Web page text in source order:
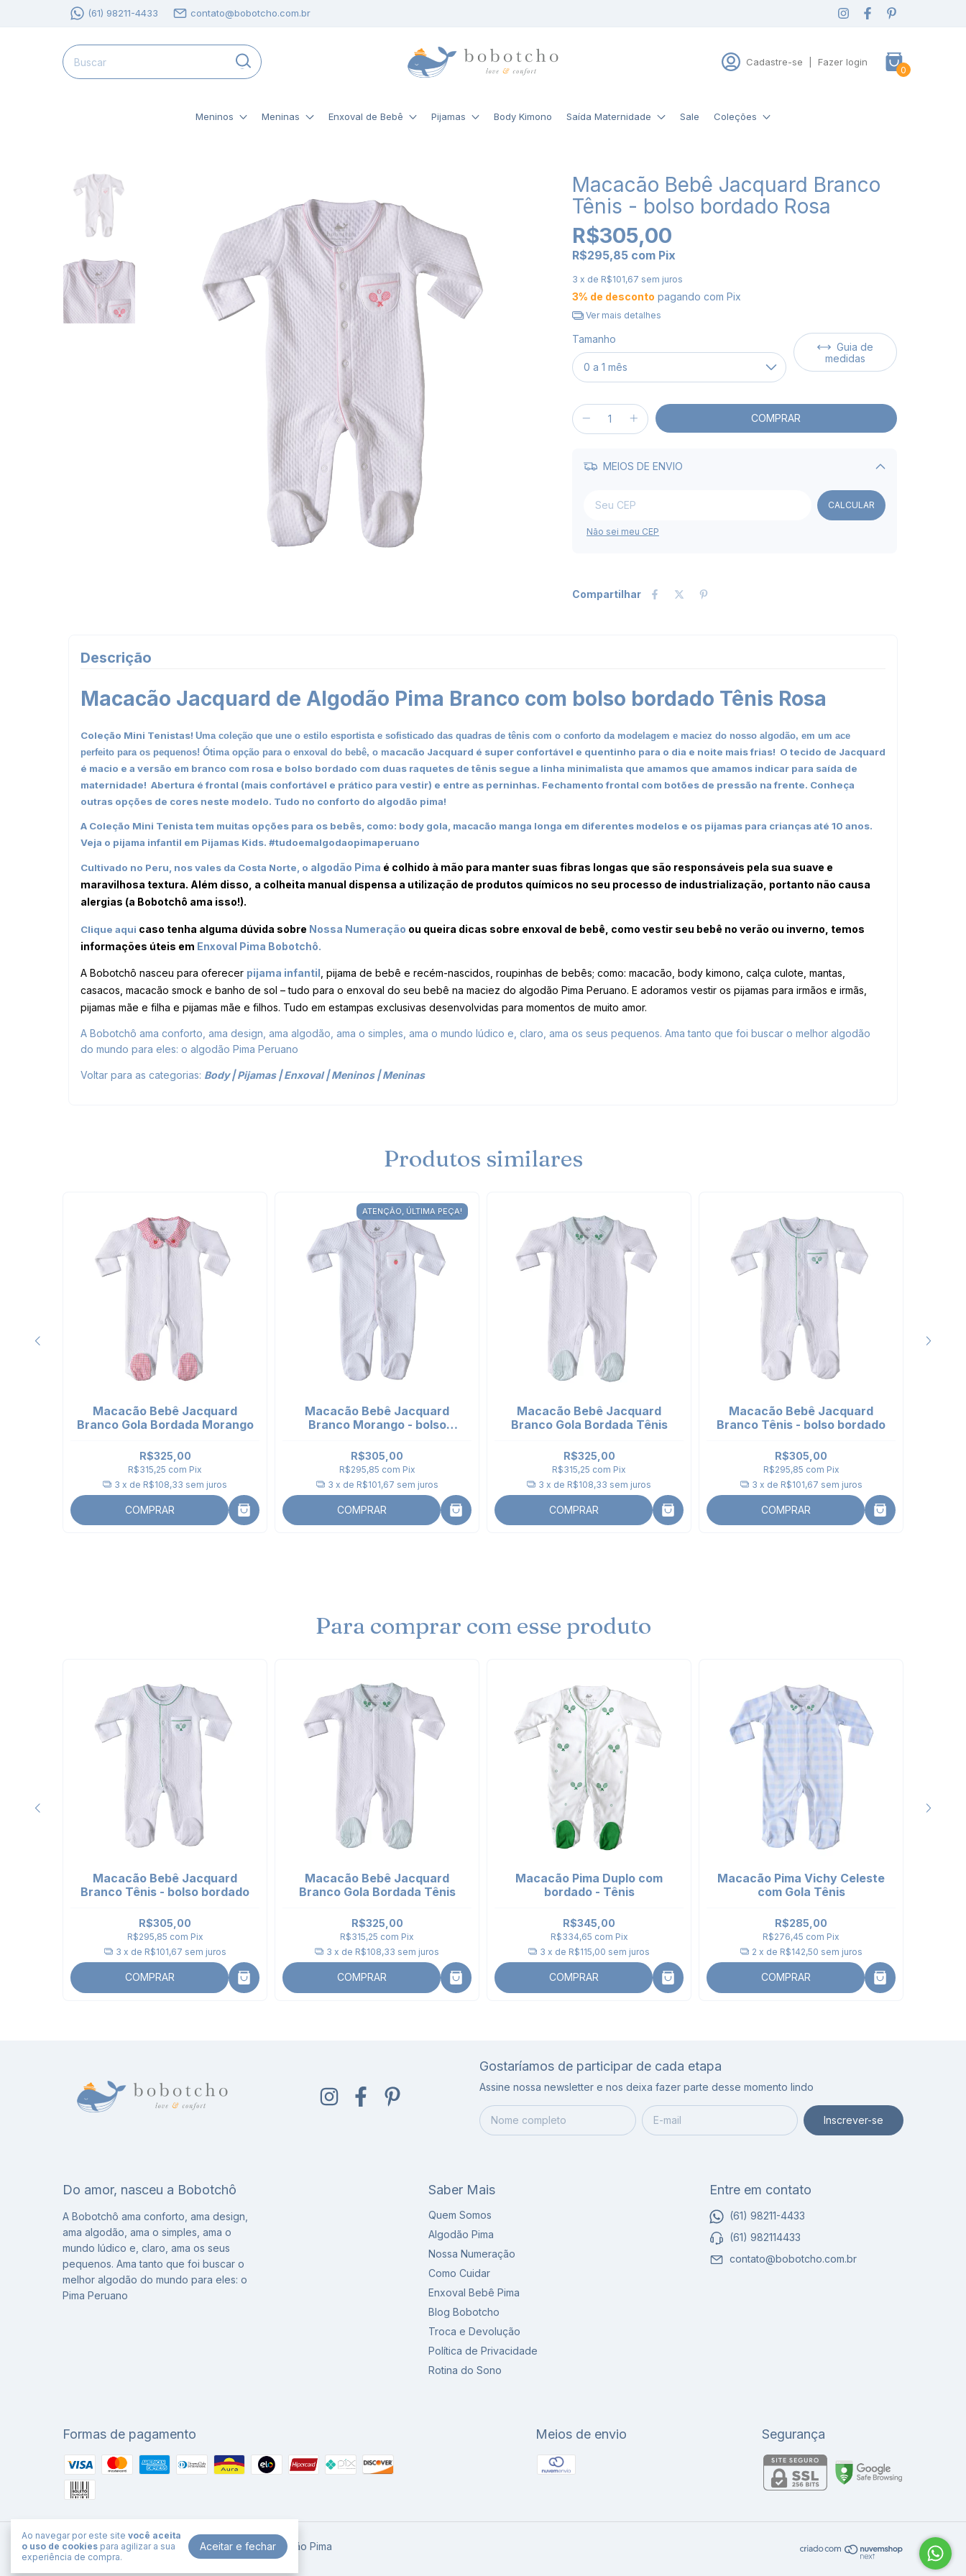
(61) 98211-4433 contato@bobotcho.com.br
Cadastre-se Fazer login
0
Meninos Meninas Enxoval de Bebê Pijamas Body Kimono Saída Maternidade Sale Coleções
Ao navegar por este site você aceita
o uso de cookies para agilizar a sua
experiência de compra.
Aceitar e fechar
Macacão Bebê Jacquard Branco
Tênis - bolso bordado Rosa
R$305,00
R$295,85 com Pix
3 x de R$101,67 sem juros
3% de desconto pagando com Pix
Ver mais detalhes
Tamanho
Guia de
medidas
MEIOS DE ENVIO
Alterar CEP
CALCULAR
Não sei meu CEP
Compartilhar
Descrição
Macacão Jacquard de Algodão Pima Branco com bolso bordado Tênis Rosa
Coleção Mini Tenistas! Uma coleção que une o estilo esportista e sofisticado das quadras de tênis com o conforto da modelagem e maciez do nosso algodão, em um ace
perfeito para os pequenos! Ótima opção para o enxoval do bebê, o macacão Jacquard é super confortável e quentinho para o dia e noite mais frias! O tecido de Jacquard
é macio e a versão em branco com rosa e bolso bordado com duas raquetes de tênis segue a linha minimalista que amamos que amamos indicar para saída de
maternidade! Abertura é frontal (mais confortável e prático para vestir) e entre as perninhas. Fechamento frontal com botões de pressão na frente. Conheça
outras opções de cores neste modelo. Tudo no conforto do algodão pima!
A Coleção Mini Tenista tem muitas opções para os bebês, como: body gola, macacão manga longa em diferentes modelos e os pijamas para crianças até 10 anos.
Veja o pijama infantil em Pijamas Kids. #tudoemalgodaopimaperuano
Cultivado no Peru, nos vales da Costa Norte, o algodão Pima é colhido à mão para manter suas fibras longas que são responsáveis pela sua suave e
maravilhosa textura. Além disso, a colheita manual dispensa a utilização de produtos químicos no seu processo de industrialização, portanto não causa
alergias (a Bobotchô ama isso!).
Clique aqui caso tenha alguma dúvida sobre Nossa Numeração ou queira dicas sobre enxoval de bebê, como vestir seu bebê no verão ou inverno, temos
informações úteis em Enxoval Pima Bobotchô.
A Bobotchô nasceu para oferecer pijama infantil , pijama de bebê e recém-nascidos, roupinhas de bebês; como: macacão, body kimono, calça culote, mantas,
casacos, macacão smock e banho de sol – tudo para o enxoval do seu bebê na maciez do algodão Pima Peruano. E adoramos vestir os pijamas para irmãos e irmãs,
pijamas mãe e filha e pijamas mãe e filhos. Tudo em estampas exclusivas desenvolvidas para momentos de muito amor.
A Bobotchô ama conforto, ama design, ama algodão, ama o simples, ama o mundo lúdico e, claro, ama os seus pequenos. Ama tanto que foi buscar o melhor algodão
do mundo para eles: o algodão Pima Peruano
Voltar para as categorias: Body|Pijamas|Enxoval|Meninos|Meninas
Produtos similares
Macacão Bebê Jacquard
Branco Gola Bordada Morango
R$325,00
R$315,25 com Pix
3 x de R$108,33 sem juros
COMPRAR
ATENÇÃO, ÚLTIMA PEÇA!
Macacão Bebê Jacquard
Branco Morango - bolso
R$305,00
R$295,85 com Pix
3 x de R$101,67 sem juros
COMPRAR
Macacão Bebê Jacquard
Branco Gola Bordada Tênis
R$325,00
R$315,25 com Pix
3 x de R$108,33 sem juros
COMPRAR
Macacão Bebê Jacquard
Branco Tênis - bolso bordado
R$305,00
R$295,85 com Pix
3 x de R$101,67 sem juros
COMPRAR
Para comprar com esse produto
Macacão Bebê Jacquard
Branco Tênis - bolso bordado
R$305,00
R$295,85 com Pix
3 x de R$101,67 sem juros
COMPRAR
Macacão Bebê Jacquard
Branco Gola Bordada Tênis
R$325,00
R$315,25 com Pix
3 x de R$108,33 sem juros
COMPRAR
Macacão Pima Duplo com
bordado - Tênis
R$345,00
R$334,65 com Pix
3 x de R$115,00 sem juros
COMPRAR
Macacão Pima Vichy Celeste
com Gola Tênis
R$285,00
R$276,45 com Pix
2 x de R$142,50 sem juros
COMPRAR
Gostaríamos de participar de cada etapa
Assine nossa newsletter e nos deixa fazer parte desse momento lindo
Do amor, nasceu a Bobotchô
A Bobotchô ama conforto, ama design,
ama algodão, ama o simples, ama o
mundo lúdico e, claro, ama os seus
pequenos. Ama tanto que foi buscar o
melhor algodão do mundo para eles: o
Pima Peruano
Saber Mais
Quem Somos
Algodão Pima
Nossa Numeração
Como Cuidar
Enxoval Bebê Pima
Blog Bobotcho
Troca e Devolução
Política de Privacidade
Rotina do Sono
Entre em contato
(61) 98211-4433
(61) 982114433
contato@bobotcho.com.br
Formas de pagamento Meios de envio Segurança
Bobotchô - Pijamas e Roupas de bebê em algodão Pima
©2026. Bobotchô . Todos os direitos reservados.